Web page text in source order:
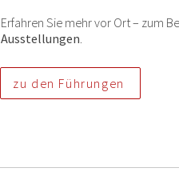
Erfahren Sie mehr vor Ort – zum
Ausstellungen.
zu den Führungen